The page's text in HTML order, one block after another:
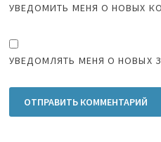
УВЕДОМИТЬ МЕНЯ О НОВЫХ
УВЕДОМЛЯТЬ МЕНЯ О НОВЫХ